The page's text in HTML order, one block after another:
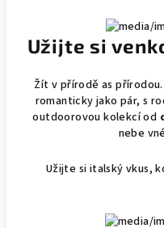
Užijte si
Žít v přírodě as
romanticky jako pár, s
outdoorovou kolekcí od
nebe
Užijte si italský vkus,